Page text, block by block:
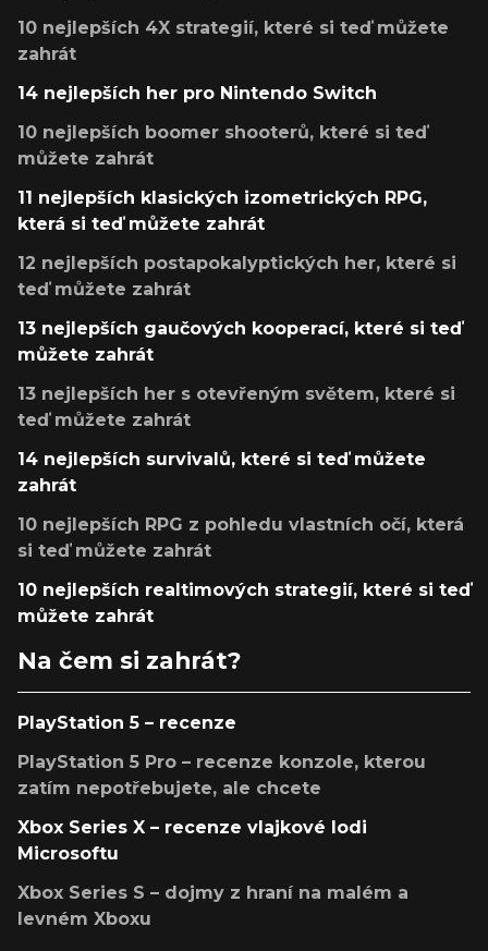
10 nejlepších 4X strategií, které si teď můžete
zahrát
14 nejlepších her pro Nintendo Switch
10 nejlepších boomer shooterů, které si teď
můžete zahrát
11 nejlepších klasických izometrických RPG,
která si teď můžete zahrát
12 nejlepších postapokalyptických her, které si
teď můžete zahrát
13 nejlepších gaučových kooperací, které si teď
můžete zahrát
13 nejlepších her s otevřeným světem, které si
teď můžete zahrát
14 nejlepších survivalů, které si teď můžete
zahrát
10 nejlepších RPG z pohledu vlastních očí, která
si teď můžete zahrát
10 nejlepších realtimových strategií, které si teď
můžete zahrát
Na čem si zahrát?
PlayStation 5 – recenze
PlayStation 5 Pro – recenze konzole, kterou
zatím nepotřebujete, ale chcete
Xbox Series X – recenze vlajkové lodi
Microsoftu
Xbox Series S – dojmy z hraní na malém a
levném Xboxu